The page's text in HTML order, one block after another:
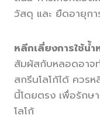
วัสดุ และ ยืดอายุกา
หลีกเลี่ยงการใช้น้
สัมผัสกับหลอดอาจ
สกรีนโลโก้ได้ ควร
นี้โดยตรง เพื่อรักษ
โลโก้